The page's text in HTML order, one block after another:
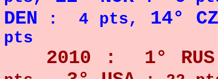
DEN : 4 pts, 14°
pts
2010 : 1° RUS